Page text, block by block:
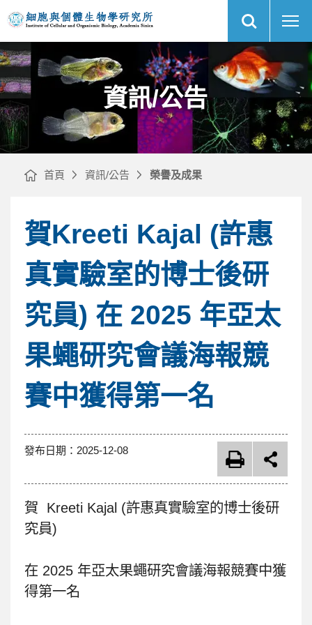
譽
及
｜
央
研
細
胞
與
個
生
物
學
研
究
所
網
站
搜
網
站
主
選
資訊/公告
首頁 資訊/公告 榮譽及成果
賀Kreeti Kajal (許惠
真實驗室的博士後研
究員) 在 2025 年亞太
果蠅研究會議海報競
賽中獲得第一名
發布日期： 2025-12-08
賀 Kreeti Kajal (許惠真實驗室的博士後研
究員)
在 2025 年亞太果蠅研究會議海報競賽中獲
得第一名